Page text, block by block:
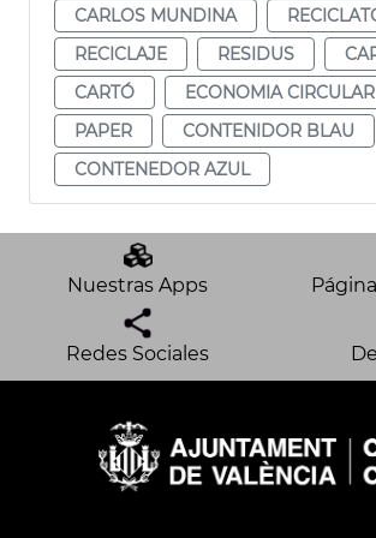
CARLOS MUNDINA
RECICLAJE
RESIDUS
CARTÓ
ECONOMIA CIRCULAR
PAPER
CONTENIDOR BLAU
CONTENEDOR AZUL
Nuestras Apps
Redes Sociales